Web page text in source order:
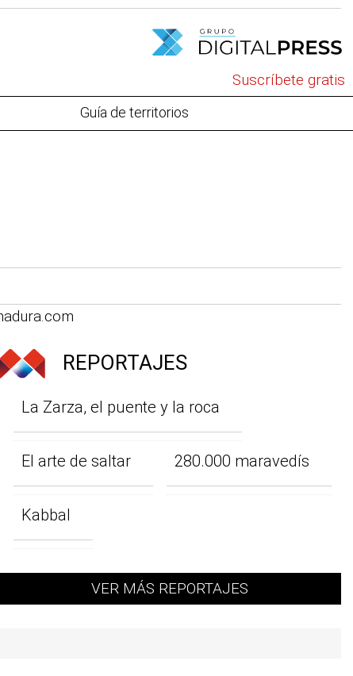
Suscríbete gratis
Guía de territorios
REPORTAJES
La Zarza, el puente y la roca
El arte de saltar 280.000 maravedís
Kabbal
VER MÁS REPORTAJES